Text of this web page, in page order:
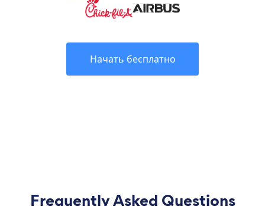
Начать бесплатно
Frequently Asked Questions